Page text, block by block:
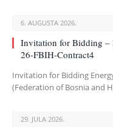
6. AUGUSTA 2026.
Invitation for Bidding –
26-FBIH-Contract4
Invitation for Bidding
(Federation of Bosnia and
29. JULA 2026.